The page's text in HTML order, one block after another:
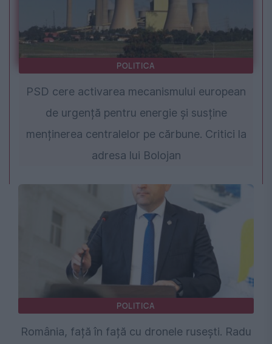
POLITICA
PSD cere activarea mecanismului european
de urgență pentru energie și susține
menținerea centralelor pe cărbune. Critici la
adresa lui Bolojan
POLITICA
România, față în față cu dronele rusești. Radu